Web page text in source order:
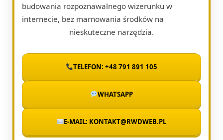
budowania rozpoznawalnego wizerunku w
internecie, bez marnowania środków na
nieskuteczne narzędzia.
TELEFON: +48 791 891 105
WHATSAPP
E-MAIL: KONTAKT@RWDWEB.PL